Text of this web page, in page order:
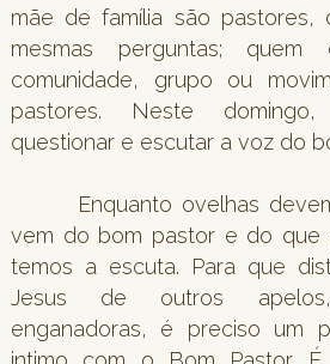
mãe de família são pastores,
mesmas perguntas;
comunidade, grupo ou
pastores. Neste
questionar e escutar a voz do
Enquanto ovelhas
vem do bom pastor e do que
temos a escuta. Para que
Jesus de outros
enganadoras, é preciso um